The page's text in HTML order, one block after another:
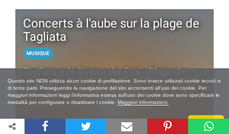
Questo sito NON utilizza alcun cookie di profilazione. Sono invece utilizzati cookie tecnici e
di terze parti. Proseguendo la navigazione del sito acconsenti all'uso dei cookie. Per
maggiori informazioni leggi l'informativa estesa sull'uso dei cookie dove sono specificate le
modalità per configurare o disattivare i cookie. Maggiori informazioni.
Chiudi
Concerts à l'aube sur la plage de
Tagliata
MUSIQUE
Tagliata e la Riviera dei Pini - Plage de
Tagliata
dimanche 28 juin, dimanche 12 et samedi 25